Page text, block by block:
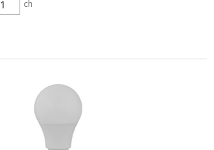
ch